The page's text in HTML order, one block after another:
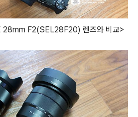
28mm F2(SEL28F20) 렌즈와 비교>